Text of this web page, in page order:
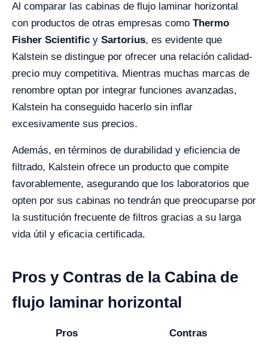
Al comparar las cabinas de flujo laminar horizontal
con productos de otras empresas como Thermo
Fisher Scientific y Sartorius, es evidente que
Kalstein se distingue por ofrecer una relación calidad-
precio muy competitiva. Mientras muchas marcas de
renombre optan por integrar funciones avanzadas,
Kalstein ha conseguido hacerlo sin inflar
excesivamente sus precios.
Además, en términos de durabilidad y eficiencia de
filtrado, Kalstein ofrece un producto que compite
favorablemente, asegurando que los laboratorios que
opten por sus cabinas no tendrán que preocuparse por
la sustitución frecuente de filtros gracias a su larga
vida útil y eficacia certificada.
Pros y Contras de la Cabina de
flujo laminar horizontal
Pros
Contras